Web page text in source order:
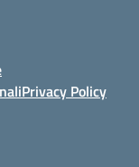
Privacy Policy